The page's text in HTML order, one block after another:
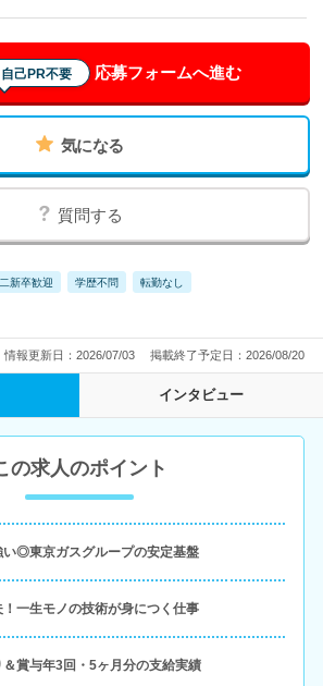
己PR不要 応募フォームへ進む
気になる
質問する
新卒歓迎 学歴不問 転勤なし
情報更新日：2026/07/03 掲載終了予定日：2026/08/20
インタビュー
の求人のポイント
◎東京ガスグループの安定基盤
一生モノの技術が身につく仕事
賞与年3回・5ヶ月分の支給実績